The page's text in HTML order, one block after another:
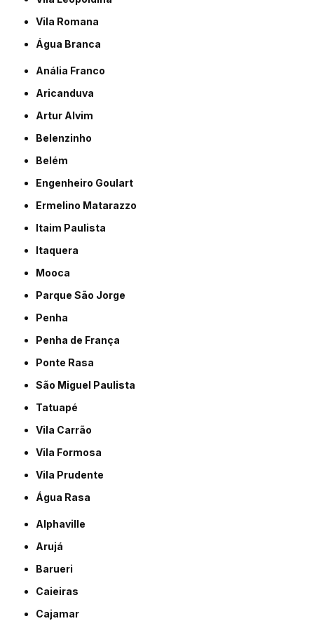
Vila Romana
Água Branca
Anália Franco
Aricanduva
Artur Alvim
Belenzinho
Belém
Engenheiro Goulart
Ermelino Matarazzo
Itaim Paulista
Itaquera
Mooca
Parque São Jorge
Penha
Penha de França
Ponte Rasa
São Miguel Paulista
Tatuapé
Vila Carrão
Vila Formosa
Vila Prudente
Água Rasa
Alphaville
Arujá
Barueri
Caieiras
Cajamar